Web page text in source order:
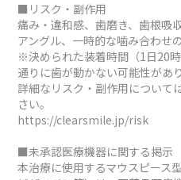
■リスク・副作用
痛み・違和感、歯磨き、歯根吸
アングル、一時的な噛み合わせ
※決められた装着時間（1日20
通りに歯が動かない可能性があり
詳細なリスク・副作用について
さい。
https://clearsmile.jp/risk
■未承認医療機器に関する掲示
本治療に使用するマウスピース